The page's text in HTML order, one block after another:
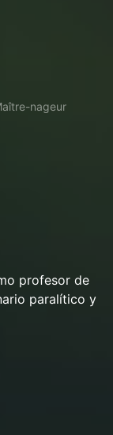
nageur
profesor de
paralítico y